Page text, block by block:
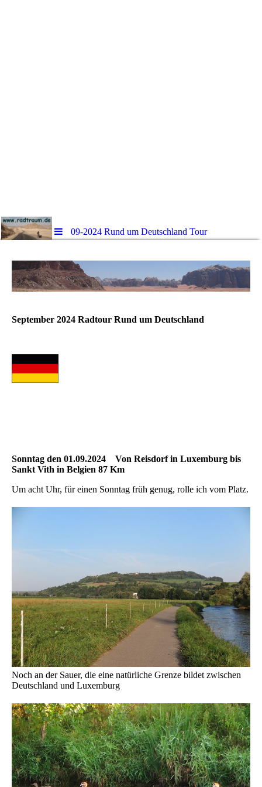
09-2024 Rund um Deutschland Tour
September 2024 Radtour Rund um Deutschland
Sonntag den 01.09.2024 Von Reisdorf in Luxemburg bis
Sankt Vith in Belgien 87 Km
Um acht Uhr, für einen Sonntag früh genug, rolle ich vom Platz.
Noch an der Sauer, die eine natürliche Grenze bildet zwischen
Deutschland und Luxemburg